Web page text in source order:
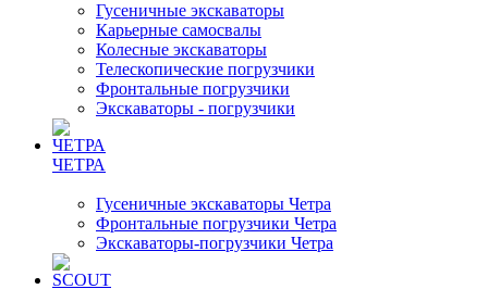
Гусеничные экскаваторы
Карьерные самосвалы
Колесные экскаваторы
Телескопические погрузчики
Фронтальные погрузчики
Экскаваторы - погрузчики
ЧЕТРА
Гусеничные экскаваторы Четра
Фронтальные погрузчики Четра
Экскаваторы-погрузчики Четра